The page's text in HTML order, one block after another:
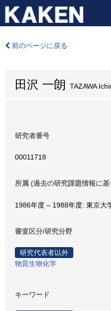
前のページに戻る
田沢 一朗 TAZAWA
研究者番号
00011718
所属 (過去の研究課題情報に基
1986年度 – 1988年度: 東京大
審査区分/研究分野
研究代表者以外
物質生物化学
キーワード